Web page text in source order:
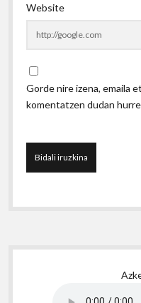
Website
Gorde nire izena, emaila
komentatzen dudan
Sidebar